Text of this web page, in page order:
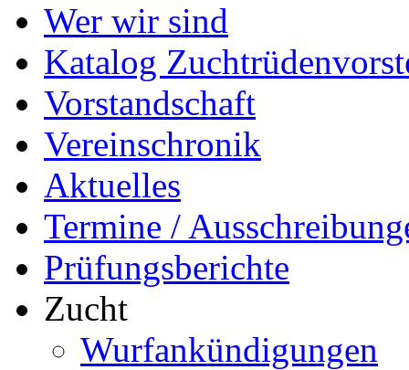
Wer wir sind
Katalog
Vorstandschaft
Vereinschronik
Aktuelles
Termine /
Prüfungsberichte
Zucht
Wurfankündigungen